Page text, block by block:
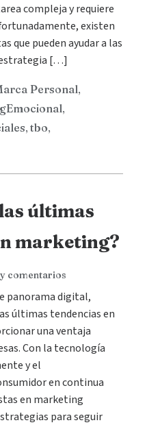
compleja y requiere
existen
que pueden ayudar a las
estrategia […]
Personal,
,
,tbo,
últimas
marketing?
comentarios
panorama digital,
últimas tendencias en
una ventaja
Con la tecnología
y el
en continua
en marketing
para seguir